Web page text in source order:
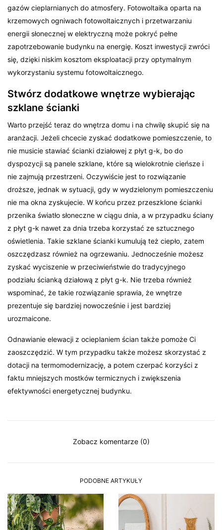
gazów cieplarnianych do atmosfery. Fotowoltaika oparta na
krzemowych ogniwach fotowoltaicznych i przetwarzaniu
energii słonecznej w elektryczną może pokryć pełne
zapotrzebowanie budynku na energię. Koszt inwestycji zwróci
się, dzięki niskim kosztom eksploatacji przy optymalnym
wykorzystaniu systemu fotowoltaicznego.
Stwórz dodatkowe wnętrze wybierając
szklane ścianki
Warto przejść teraz do wnętrza domu i na chwilę skupić się na
aranżacji. Jeżeli chcecie zyskać dodatkowe pomieszczenie, to
nie musicie stawiać ścianki działowej z płyt g-k, bo do
dyspozycji są panele szklane, które są wielokrotnie cieńsze i
nie zajmują przestrzeni. Oczywiście jest to rozwiązanie
droższe, jednak w sytuacji, gdy w wydzielonym pomieszczeniu
nie ma okna zyskujecie. W końcu przez przeszklone ścianki
przenika światło słoneczne w ciągu dnia, a w przypadku ściany
z płyt g-k nawet za dnia trzeba korzystać ze sztucznego
oświetlenia. Takie szklane ścianki kumulują też ciepło, zatem
oszczędzasz również na ogrzewaniu. Jednocześnie możesz
zyskać wyciszenie w przeciwieństwie do tradycyjnego
podziału ścianką działową z płyt g-k. Nie trzeba również
wspominać, że takie rozwiązanie sprawia, że wnętrze
prezentuje się bardziej nowocześnie i jest bardziej
urozmaicone.
Odnawianie elewacji z ocieplaniem ścian także pomoże Ci
zaoszczędzić. W tym przypadku także możesz skorzystać z
dotacji na termomodernizację, a potem czerpać korzyści z
faktu mniejszych mostków termicznych i zwiększenia
efektywności energetycznej budynku.
Zobacz komentarze (0)
PODOBNE ARTYKUŁY